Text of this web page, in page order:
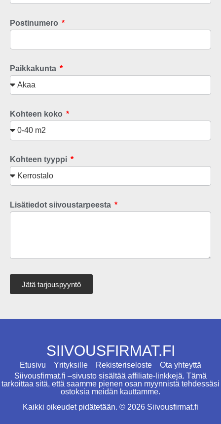
Postinumero
Paikkakunta
Kohteen koko
Kohteen tyyppi
Lisätiedot siivoustarpeesta
Jätä tarjouspyyntö
SIIVOUSFIRMAT.FI
Etusivu Yrityksille Rekisteriseloste
Ota yhteyttä
Siivousfirmat.fi –sivusto sisältää affiliate-linkkejä. Tämä
tarkoittaa sitä, että saamme pienen osan myynnistä tehdessäsi
ostoksia meidän kauttamme.
Kaikki oikeudet pidätetään. © 2026 Siivousfirmat.fi